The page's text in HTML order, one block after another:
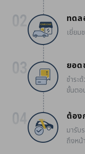
ทดล
เยี่ยม
ยอด
ชำระ
ขั้นตอ
ต้อง
มารับ
ถึงหน้